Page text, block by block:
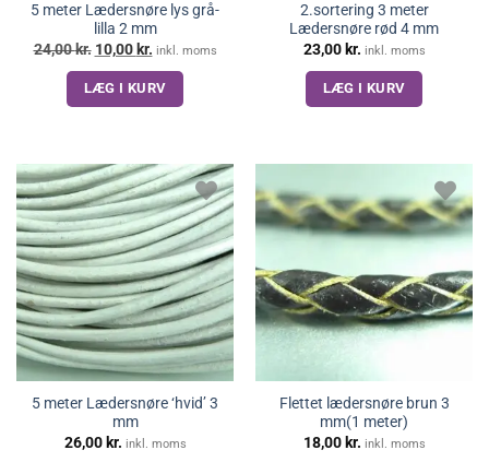
5 meter Lædersnøre lys grå-
lilla 2 mm
24,00kr. Den
oprindelige
pris
var:
24,00 kr..
10,00 kr. Den
aktuelle
pris
er:
10,00 kr..
inkl. moms
LÆG I KURV
2.sortering 3 meter
Lædersnøre rød 4 mm
23,00 kr. inkl. moms
LÆG I KURV
5 meter Lædersnøre ‘hvid’ 3
mm
26,00 kr. inkl. moms
Flettet lædersnøre brun 3
mm(1 meter)
18,00 kr. inkl. moms